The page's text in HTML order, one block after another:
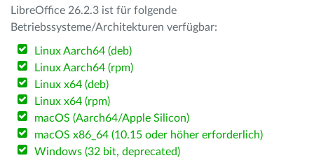
LibreOffice 26.2.3 ist für folgende
Betriebssysteme/Architekturen verfügbar:
Linux Aarch64 (deb)
Linux Aarch64 (rpm)
Linux x64 (deb)
Linux x64 (rpm)
macOS (Aarch64/Apple Silicon)
macOS x86_64 (10.15 oder höher erforderlich)
Windows (32 bit, deprecated)